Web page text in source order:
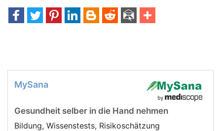
MySana
Gesundheit selber in die Hand nehmen
Bildung, Wissenstests, Risikoschätzung